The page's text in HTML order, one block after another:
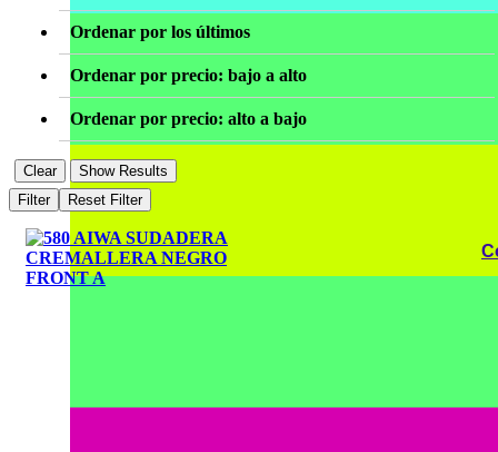
Ordenar por los últimos
Ordenar por precio: bajo a alto
Ordenar por precio: alto a bajo
Clear
Show Results
Filter
Reset Filter